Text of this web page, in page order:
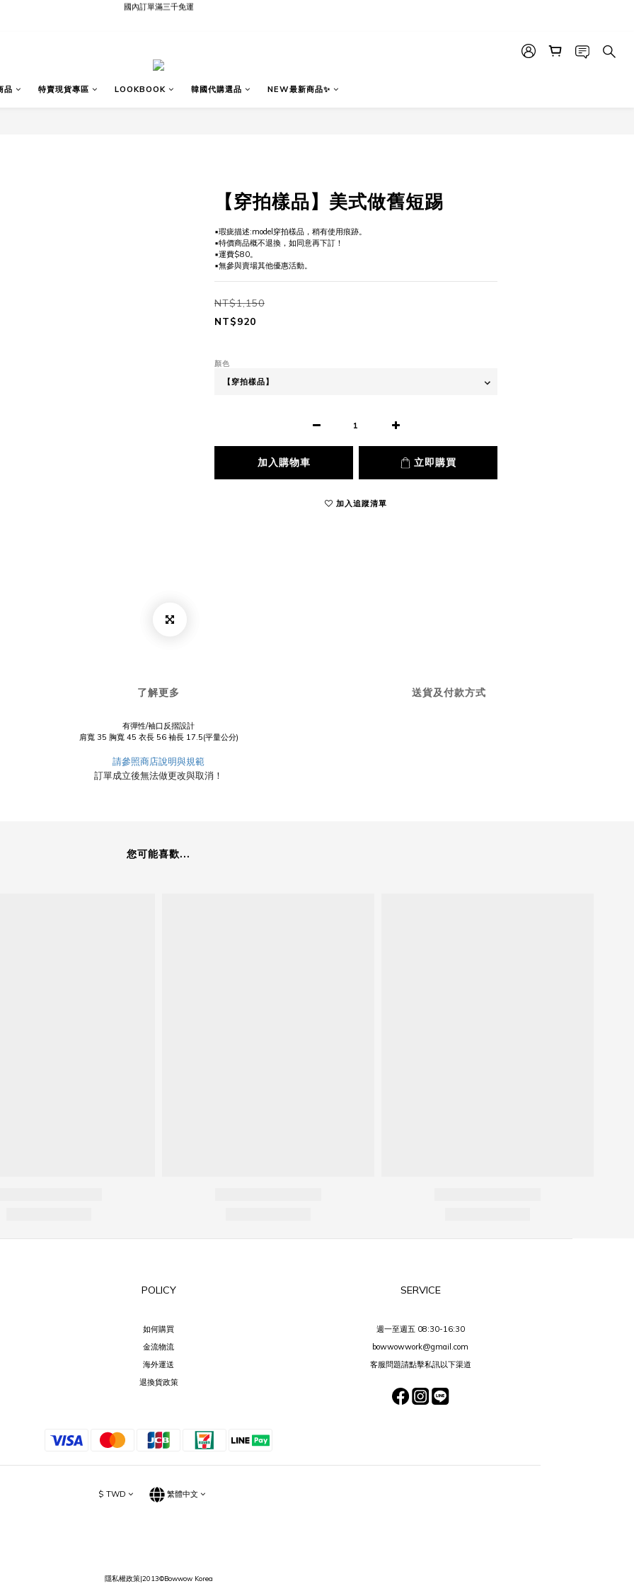
品 特賣現貨專區 LOOKBOOK 韓國代購選品 NEW最新商品✨
【穿拍樣品】美式做舊短踢
▪️瑕疵描述:model穿拍樣品，稍有使用痕跡。
▪️特價商品概不退換，如同意再下訂！
▪️運費$80。
▪️無參與賣場其他優惠活動。
NT$1,150
NT$920
顏色
加入購物車 立即購買
加入追蹤清單
了解更多 送貨及付款方式
有彈性/袖口反摺設計
肩寬 35 胸寬 45 衣長 56 袖長 17.5(平量公分)
請參照商店說明與規範
訂單成立後無法做更改與取消！
您可能喜歡...
POLICY
如何購買
金流物流
海外運送
退換貨政策
SERVICE
週一至週五 08:30-16:30
bowwowwork@gmail.com
客服問題請點擊私訊以下渠道
$ TWD 繁體中文
隱私權政策|2013©Bowwow Korea